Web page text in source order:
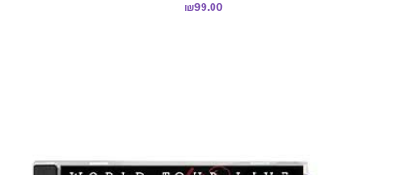
₪99.00